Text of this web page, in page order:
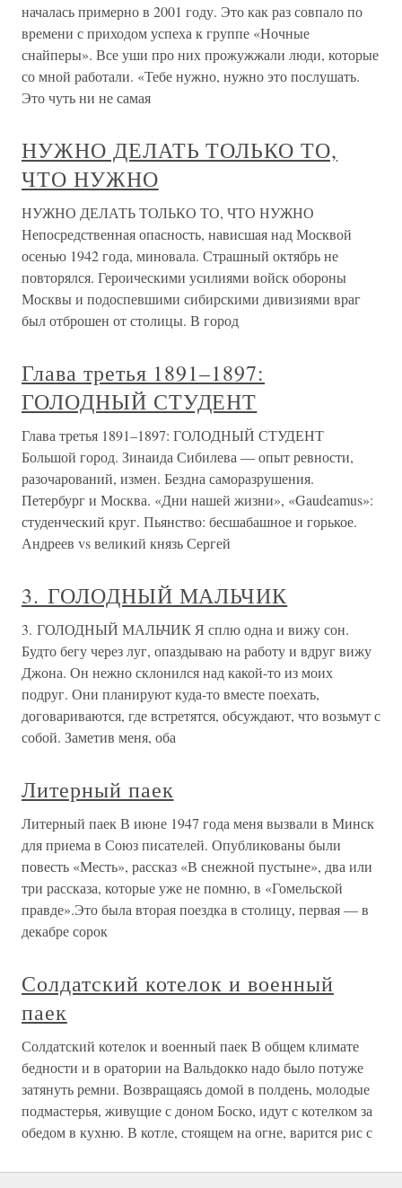
началась примерно в 2001 году. Это как раз совпало по
времени с приходом успеха к группе «Ночные
снайперы». Все уши про них прожужжали люди, которые
со мной работали. «Тебе нужно, нужно это послушать.
Это чуть ни не самая
НУЖНО ДЕЛАТЬ ТОЛЬКО ТО,
ЧТО НУЖНО
НУЖНО ДЕЛАТЬ ТОЛЬКО ТО, ЧТО НУЖНО
Непосредственная опасность, нависшая над Москвой
осенью 1942 года, миновала. Страшный октябрь не
повторялся. Героическими усилиями войск обороны
Москвы и подоспевшими сибирскими дивизиями враг
был отброшен от столицы. В город
Глава третья 1891–1897:
ГОЛОДНЫЙ СТУДЕНТ
Глава третья 1891–1897: ГОЛОДНЫЙ СТУДЕНТ
Большой город. Зинаида Сибилева — опыт ревности,
разочарований, измен. Бездна саморазрушения.
Петербург и Москва. «Дни нашей жизни», «Gaudeamus»:
студенческий круг. Пьянство: бесшабашное и горькое.
Андреев vs великий князь Сергей
3. ГОЛОДНЫЙ МАЛЬЧИК
3. ГОЛОДНЫЙ МАЛЬЧИК Я сплю одна и вижу сон.
Будто бегу через луг, опаздываю на работу и вдруг вижу
Джона. Он нежно склонился над какой-то из моих
подруг. Они планируют куда-то вместе поехать,
договариваются, где встретятся, обсуждают, что возьмут с
собой. Заметив меня, оба
Литерный паек
Литерный паек В июне 1947 года меня вызвали в Минск
для приема в Союз писателей. Опубликованы были
повесть «Месть», рассказ «В снежной пустыне», два или
три рассказа, которые уже не помню, в «Гомельской
правде».Это была вторая поездка в столицу, первая — в
декабре сорок
Солдатский котелок и военный
паек
Солдатский котелок и военный паек В общем климате
бедности и в оратории на Вальдокко надо было потуже
затянуть ремни. Возвращаясь домой в полдень, молодые
подмастерья, живущие с доном Боско, идут с котелком за
обедом в кухню. В котле, стоящем на огне, варится рис с